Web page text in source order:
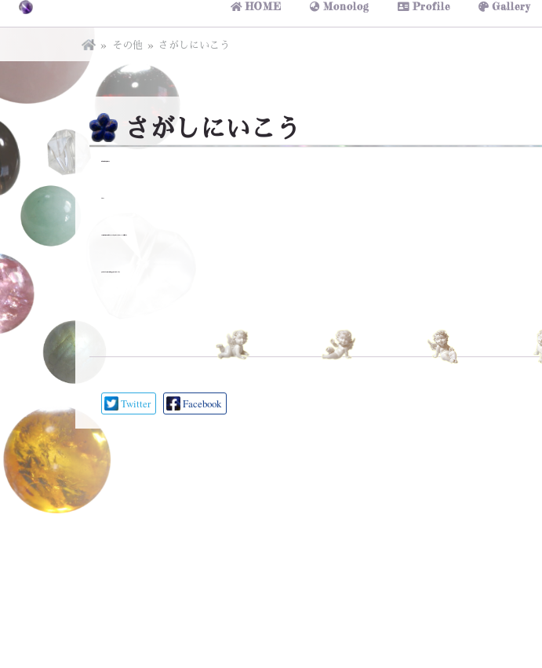
HOME Monolog Profile Gallery
その他 さがしにいこう
さがしにいこう
Twitter Facebook